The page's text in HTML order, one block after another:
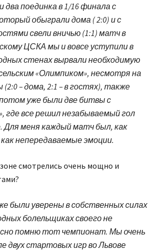
поединка в 1/16 финала с
обыграли дома ( 2:0) и с
свели вничью (1:1) матч в
ЦСКА мы и вовсе уступили в
стенах вырвали необходимую
«Олимпиком», несмотря на
– дома, 2:1 – в гостях), также
уже были две битвы с
где все решил незабываемый гол
Для меня каждый матч был, как
непередаваемые эмоции.
смотрелись очень мощно и
были уверены в собственных силах
болельщиках своего не
помню тот чемпионат. Мы очень
двух стартовых игр во Львове